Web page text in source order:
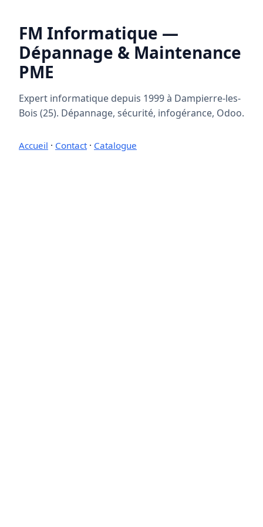
FM Informatique —
Dépannage & Maintenance
PME
Expert informatique depuis 1999 à Dampierre-les-
Bois (25). Dépannage, sécurité, infogérance, Odoo.
Accueil · Contact· Catalogue